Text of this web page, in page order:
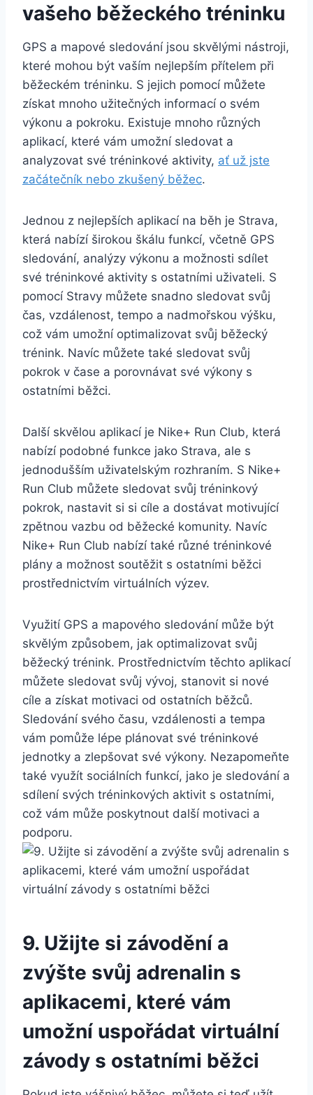
vašeho běžeckého tréninku
GPS a mapové sledování jsou skvělými nástroji,
které mohou být vaším nejlepším přítelem při
běžeckém tréninku. S jejich pomocí můžete
získat mnoho užitečných informací o svém
výkonu a pokroku. Existuje mnoho různých
aplikací, které vám umožní sledovat a
analyzovat své tréninkové aktivity, ať už jste
začátečník nebo zkušený běžec.
Jednou z nejlepších aplikací na běh je Strava,
která nabízí širokou škálu funkcí, včetně GPS
sledování, analýzy výkonu a možnosti sdílet
své tréninkové aktivity s ostatními uživateli. S
pomocí Stravy můžete snadno sledovat svůj
čas, vzdálenost, tempo a nadmořskou výšku,
což vám umožní optimalizovat svůj běžecký
trénink. Navíc můžete také sledovat svůj
pokrok v čase a porovnávat své výkony s
ostatními běžci.
Další skvělou aplikací je Nike+ Run Club, která
nabízí podobné funkce jako Strava, ale s
jednodušším uživatelským rozhraním. S Nike+
Run Club můžete sledovat svůj tréninkový
pokrok, nastavit si si cíle a dostávat motivující
zpětnou vazbu od běžecké komunity. Navíc
Nike+ Run Club nabízí také různé tréninkové
plány a možnost soutěžit s ostatními běžci
prostřednictvím virtuálních výzev.
Využití GPS a mapového sledování může být
skvělým způsobem, jak optimalizovat svůj
běžecký trénink. Prostřednictvím těchto aplikací
můžete sledovat svůj vývoj, stanovit si nové
cíle a získat motivaci od ostatních běžců.
Sledování svého času, vzdálenosti a tempa
vám pomůže lépe plánovat své tréninkové
jednotky a zlepšovat své výkony. Nezapomeňte
také využít sociálních funkcí, jako je sledování a
sdílení svých tréninkových aktivit s ostatními,
což vám může poskytnout další motivaci a
podporu.
9. Užijte si závodění a
zvýšte svůj adrenalin s
aplikacemi, které vám
umožní uspořádat virtuální
závody s ostatními běžci